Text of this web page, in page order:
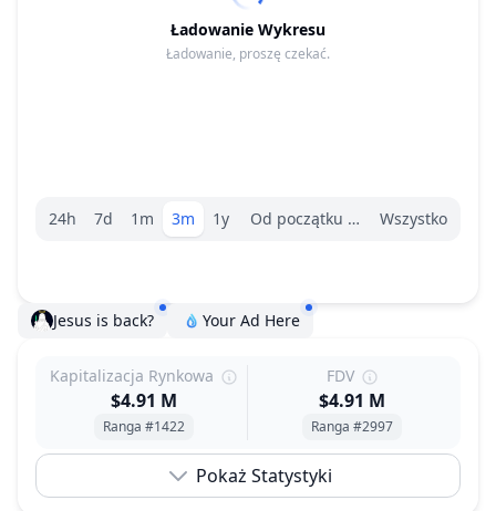
Ładowanie Wykresu
Ładowanie, proszę czekać.
Wybór zakresu.
24h 7d 1m 3m 1y Od początku rokuWszystko
Jesus is back? Your Ad Here
Kapitalizacja Rynkowa
$4.91 M
Ranga #1422
FDV
$4.91 M
Ranga #2997
Pokaż Statystyki